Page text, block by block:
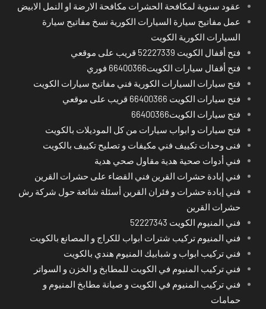
عقود سنوية لمكافحة الحشرات مكافحة الارضة او النمل الابيض
عمل مفاتيح سيارة السيارات الكورية نسخ مفاتيح سيارة
السيارات الكورية الكويت
فتح أقفال الكويت 52227339 قريب على موقعي
فتح أقفال سيارات الكويت66400366 فوري
فتح سيارات السيارات الكورية فني مفاتيح سيارات الكويت
فتح سيارات الكويت 66400366 قريب على موقعي
فتح سيارات الكويت66400366
فتح سيارات و ابواب سيارات من كل الموديلات بالكويت
فنى وحدات تكييف فني مكيفات و تصليح تكييف بالكويت
فني أدوات صحية هدية مقاول صحي هدية
فني إبادة حشرات القرين فني القضاء على حشرات القرين
فني إبادة حشرات و فئران القرين أسئلة شائعة حول شركة رش
حشرات القرين
فني المنيوم الكويت 52227343
فني المنيوم تركيب شترات ابواب للكراج و المصانع بالكويت
فني تركيب ابواب و شبابيك المنيوم هندي بالكويت
فني تركيب المنيوم في الكويت للمطابخ و الخزن و السواتر
فني تركيب المنيوم في الكويت و صيانة مطابخ المنيوم و
حمامات